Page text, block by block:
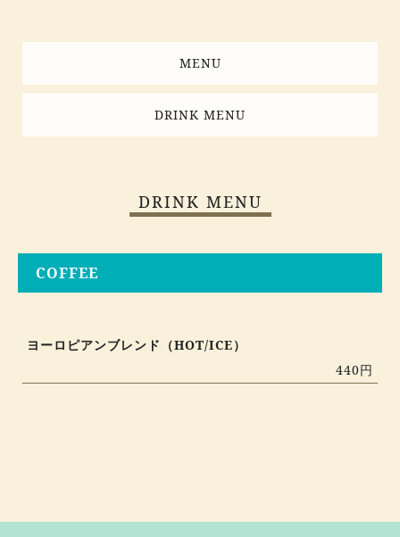
MENU
DRINK MENU
DRINK MENU
COFFEE
ヨーロピアンブレンド（HOT/ICE）
440円